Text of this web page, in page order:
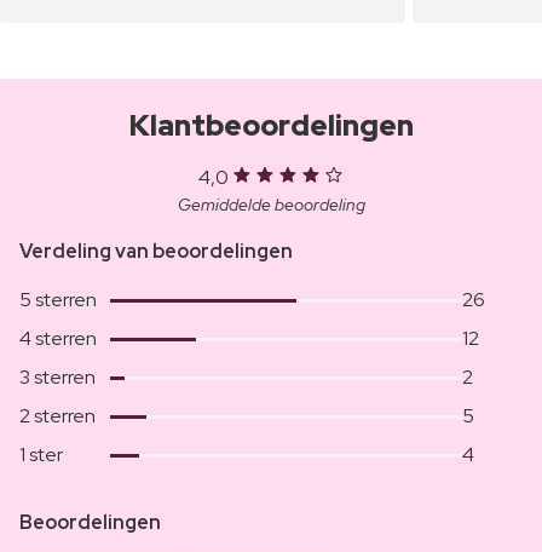
Klantbeoordelingen
4,0
Gemiddelde beoordeling
Verdeling van beoordelingen
5 sterren
26
4 sterren
12
3 sterren
2
2 sterren
5
1 ster
4
Beoordelingen